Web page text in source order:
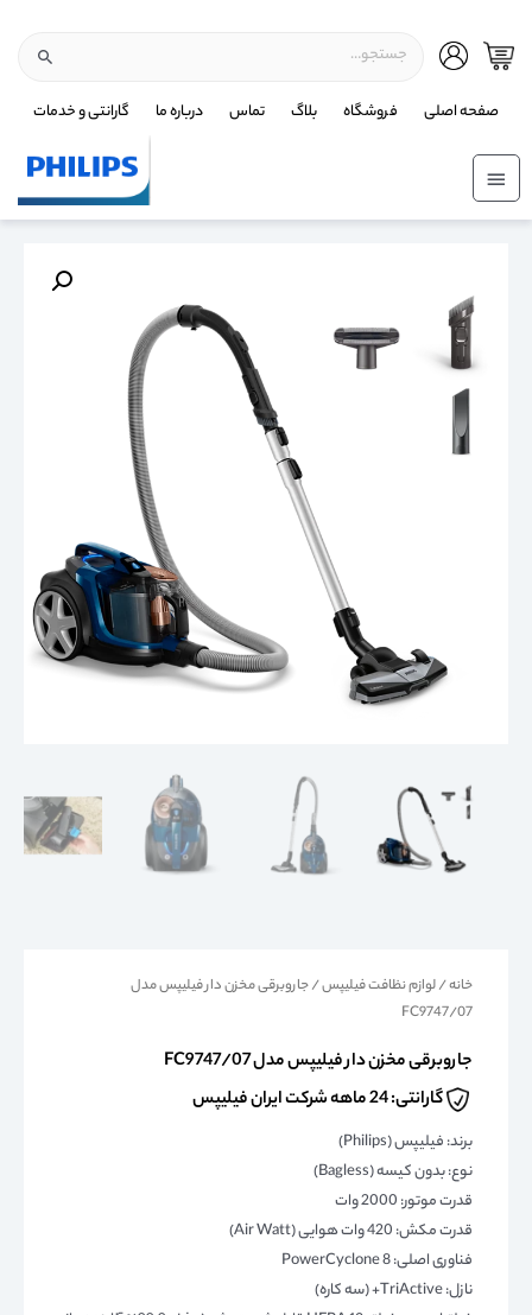
صفحه اصلی فروشگاه بلاگ تماس درباره ما گارانتی و خدمات
خانه/لوازم نظافت فیلیپس/ جاروبرقی مخزن دار فیلیپس مدل
FC9747/07
جاروبرقی مخزن دار فیلیپس مدل FC9747/07
گارانتی: 24 ماهه شرکت ایران فیلیپس
برند: فیلیپس (Philips)
نوع: بدون کیسه (Bagless)
قدرت موتور: 2000 وات
قدرت مکش: 420 وات هوایی (Air Watt)
فناوری اصلی: PowerCyclone 8
نازل: TriActive+ (سه کاره)